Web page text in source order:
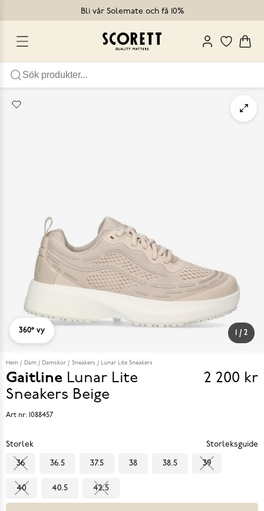
Bli vår Solemate och få 10%
/ 2
360° vy
Hem Dam Damskor Sneakers Lunar Lite Sneakers
Gaitline Lunar Lite
Sneakers Beige
Pris
2 200 kr
Art nr: 1088457
Storlek Storleksguide
36 36.5 37.5 38 38.5 39
40 40.5 42.5